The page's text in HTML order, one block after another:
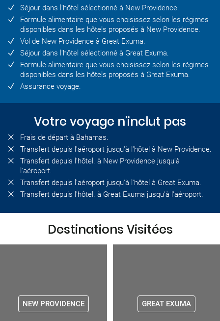
Séjour dans l'hôtel sélectionné à New Providence.
Formule alimentaire que vous choisissez selon les régimes
disponibles dans les hôtels proposés à New Providence.
Vol de New Providence à Great Exuma.
Séjour dans l'hôtel sélectionné à Great Exuma.
Formule alimentaire que vous choisissez selon les régimes
disponibles dans les hôtels proposés à Great Exuma.
Assurance voyage.
Votre voyage n'inclut pas
Frais de départ à Bahamas.
Transfert depuis l'aéroport jusqu'à l'hôtel à New Providence.
Transfert depuis l'hôtel. à New Providence jusqu'à
l'aéroport.
Transfert depuis l'aéroport jusqu'à l'hôtel à Great Exuma.
Transfert depuis l'hôtel. à Great Exuma jusqu'à l'aéroport.
Destinations Visitées
NEW PROVIDENCE GREAT EXUMA